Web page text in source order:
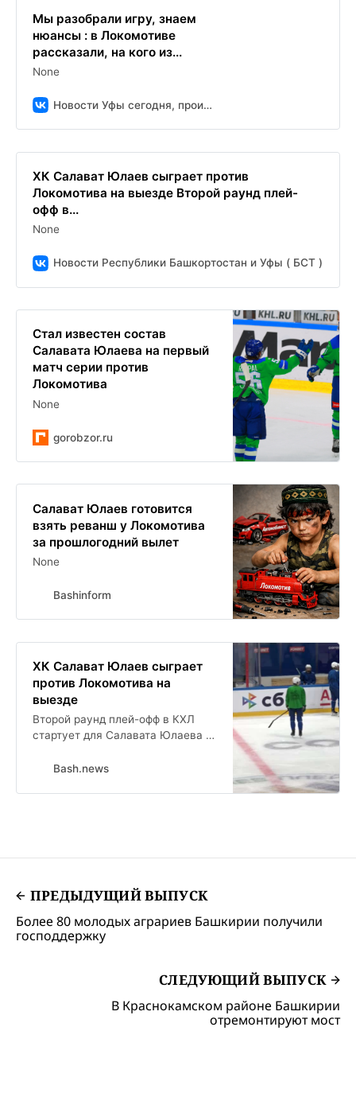
Мы разобрали игру, знаем
нюансы : в Локомотиве
рассказали, на кого из...
None
Новости Уфы сегодня, происшествия, ЧП и ДТП
ХК Салават Юлаев сыграет против
Локомотива на выезде Второй раунд плей-
офф в...
None
Новости Республики Башкортостан и Уфы ( БСТ )
Стал известен состав
Салавата Юлаева на первый
матч серии против
Локомотива
None
gorobzor.ru
Салават Юлаев готовится
взять реванш у Локомотива
за прошлогодний вылет
None
Bashinform
ХК Салават Юлаев сыграет
против Локомотива на
выезде
Второй раунд плей-офф в КХЛ
стартует для Салавата Юлаева в
Локомотив сразятся в плей-офф
Bash.news
ПРЕДЫДУЩИЙ ВЫПУСК
Более 80 молодых аграриев Башкирии получили
господдержку
СЛЕДУЮЩИЙ ВЫПУСК
В Краснокамском районе Башкирии
отремонтируют мост